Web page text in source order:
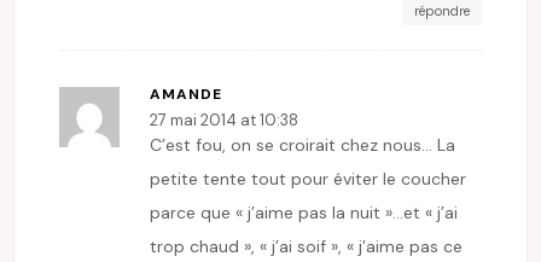
répondre
AMANDE
27 mai 2014 at 10:38
C’est fou, on se croirait chez nous… La
petite tente tout pour éviter le coucher
parce que « j’aime pas la nuit »…et « j’ai
trop chaud », « j’ai soif », « j’aime pas ce